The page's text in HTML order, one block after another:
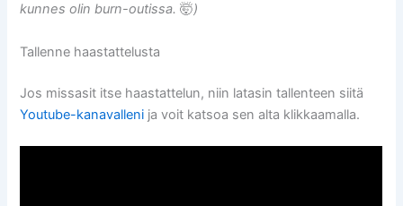
kunnes olin burn-outissa.🤯)
Tallenne haastattelusta
Jos missasit itse haastattelun, niin latasin tallenteen siitä
Youtube-kanavalleni ja voit katsoa sen alta klikkaamalla.